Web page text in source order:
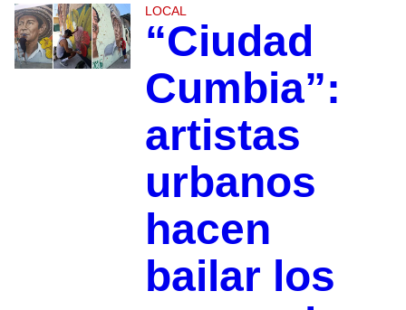
LOCAL
“Ciudad
Cumbia”:
artistas
urbanos
hacen
bailar los